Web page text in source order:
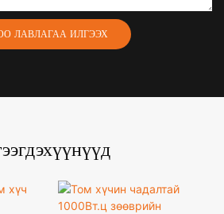
ЛАВЛАГАА ИЛГЭЭХ